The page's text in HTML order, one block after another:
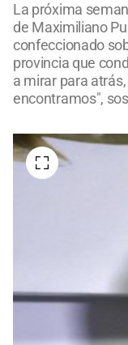
La próxima
de Maximiliano
confeccionado
provincia que
a mirar para
encontramos",